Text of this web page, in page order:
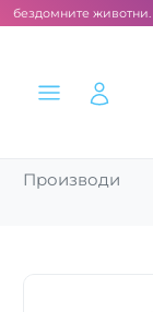
животни. ‹‹‹
Производи